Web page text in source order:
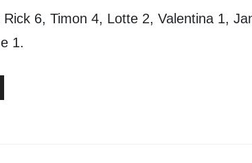
1.
PODIUM VOOR ZEEWOLDER TURNERS BIJ